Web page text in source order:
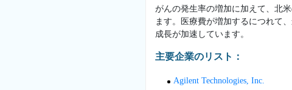
がんの発生率の増加に加えて、北
ます。医療費が増加するにつれて
成長が加速しています。
主要企業のリスト：
Agilent Technologies, Inc.